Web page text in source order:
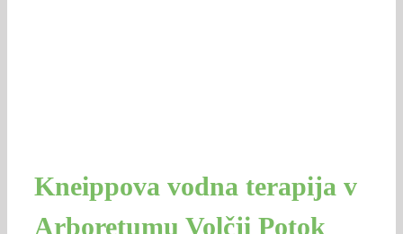
Kneippova vodna terapija v
Arboretumu Volčji Potok